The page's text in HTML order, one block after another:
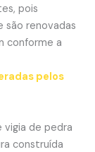
pois
são renovadas
conforme a
pelos
de pedra
construída